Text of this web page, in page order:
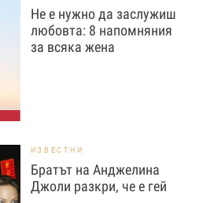
Не е нужно да заслужиш
любовта: 8 напомняния
за всяка жена
ИЗВЕСТНИ
Братът на Анджелина
Джоли разкри, че е гей